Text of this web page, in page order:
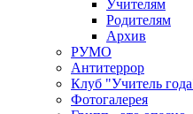
Учителям
Родителям
Архив
РУМО
Антитеррор
Клуб "Учитель
Фотогалерея